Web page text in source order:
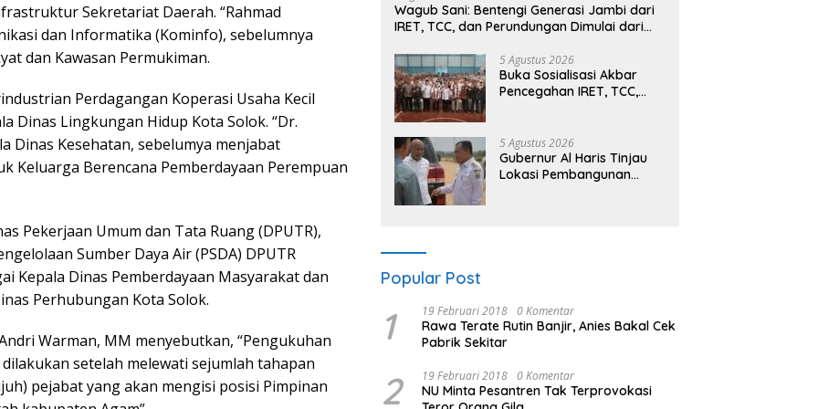
Sekretariat Daerah. “Rahmad
dan Informatika (Kominfo), sebelumnya
dan Kawasan Permukiman.
Perdagangan Koperasi Usaha Kecil
Dinas Lingkungan Hidup Kota Solok. “Dr.
Dinas Kesehatan, sebelumya menjabat
Keluarga Berencana Pemberdayaan Perempuan
Pekerjaan Umum dan Tata Ruang (DPUTR),
Sumber Daya Air (PSDA) DPUTR
Kepala Dinas Pemberdayaan Masyarakat dan
Perhubungan Kota Solok.
Warman, MM menyebutkan, “Pengukuhan
setelah melewati sejumlah tahapan
pejabat yang akan mengisi posisi Pimpinan
Wagub Sani: Bentengi Generasi Jambi dari
IRET, TCC, dan Perundungan Dimulai dari
5 Agustus 2026
Buka Sosialisasi Akbar
Pencegahan IRET, TCC,
Gubernur Al Haris: “Kalau
anak-anakku bisa jaga
diri, 60% masa depan
5 Agustus 2026
Gubernur Al Haris Tinjau
Lokasi Pembangunan
Popular Post
1 19 Februari 2018 0 Komentar
Rawa Terate Rutin Banjir, Anies Bakal Cek
Pabrik Sekitar
2 19 Februari 2018 0 Komentar
NU Minta Pesantren Tak Terprovokasi